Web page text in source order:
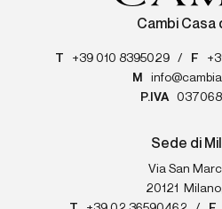
Cambi Casa
T +39 010 8395029 / F
M
P.IVA
Sede di
Via San
20121
Milano